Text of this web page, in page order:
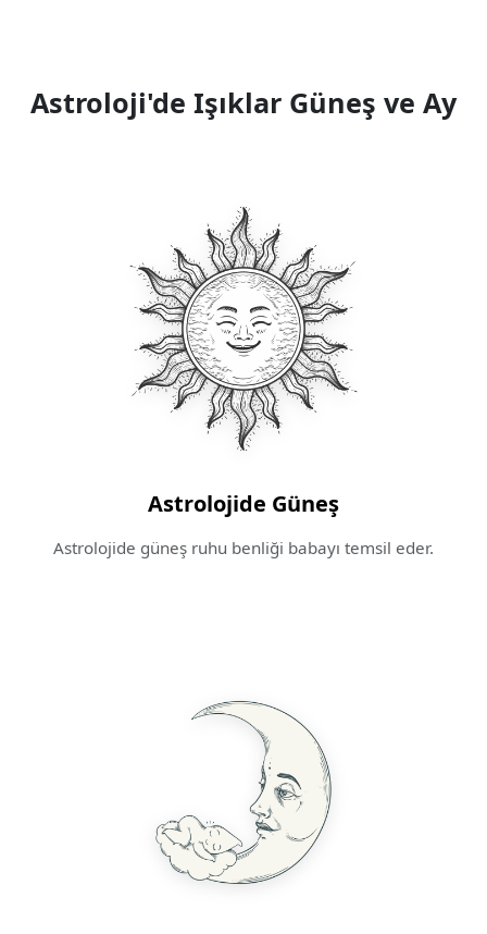
Astroloji'de Işıklar Güneş ve Ay
Astrolojide Güneş
Astrolojide güneş ruhu benliği babayı temsil eder.